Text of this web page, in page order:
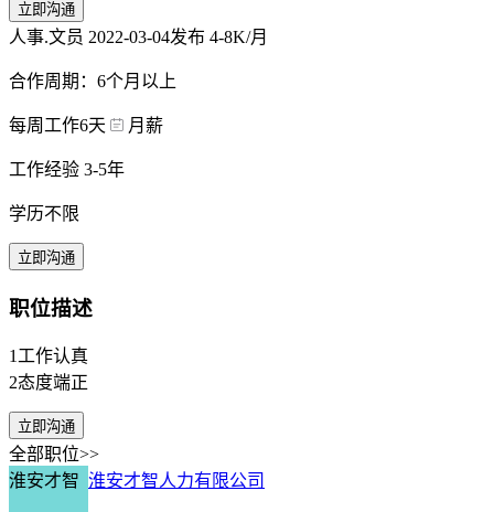
立即沟通
人事.文员 2022-03-04发布 4-8K/月
合作周期：6个月以上
每周工作6天 月薪
工作经验 3-5年
学历不限
立即沟通
职位描述
1工作认真
2态度端正
立即沟通
全部职位>>
淮安才智 淮安才智人力有限公司